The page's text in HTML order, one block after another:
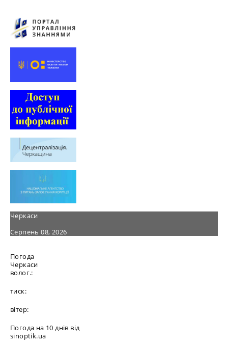
Черкаси
Серпень 08, 2026
Погода
Черкаси
волог.:
тиск:
вітер:
Погода на 10 днів від
sinoptik.ua